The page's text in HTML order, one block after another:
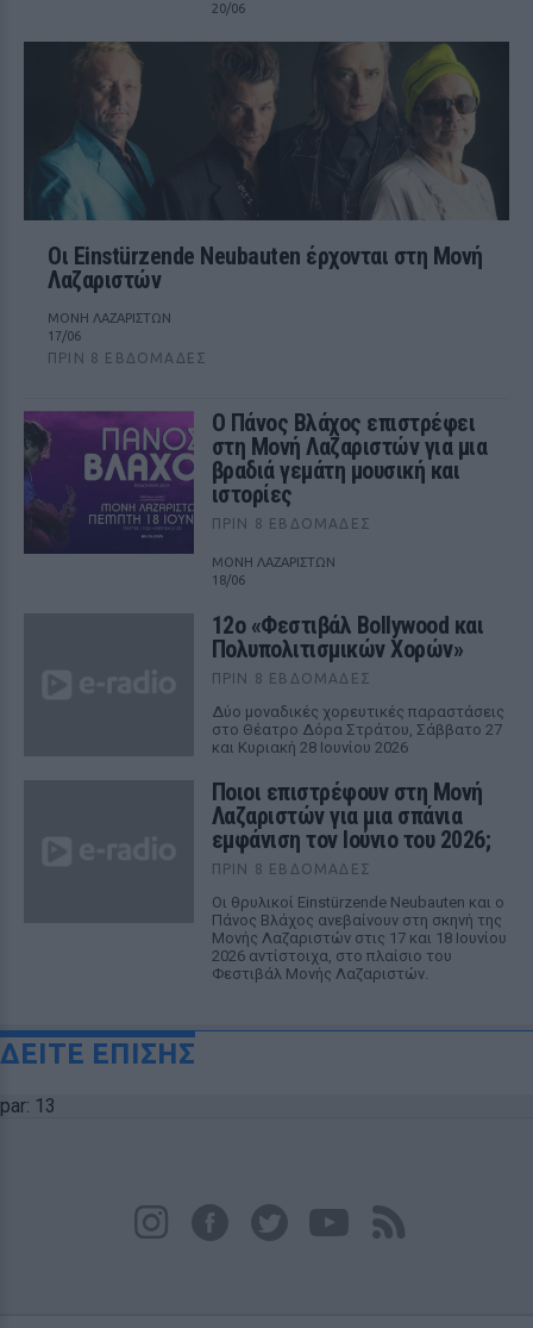
20/06
Οι Einstürzende Neubauten έρχονται στη Μονή
Λαζαριστών
ΜΟΝΗ ΛΑΖΑΡΙΣΤΩΝ
17/06
ΠΡΙΝ 8 ΕΒΔΟΜΆΔΕΣ
Ο Πάνος Βλάχος επιστρέφει
στη Μονή Λαζαριστών για μια
βραδιά γεμάτη μουσική και
ιστορίες
ΠΡΙΝ 8 ΕΒΔΟΜΆΔΕΣ
ΜΟΝΗ ΛΑΖΑΡΙΣΤΩΝ
18/06
12ο «Φεστιβάλ Bollywood και
Πολυπολιτισμικών Χορών»
ΠΡΙΝ 8 ΕΒΔΟΜΆΔΕΣ
Δύο μοναδικές χορευτικές παραστάσεις
στο Θέατρο Δόρα Στράτου, Σάββατο 27
και Κυριακή 28 Ιουνίου 2026
Ποιοι επιστρέφουν στη Μονή
Λαζαριστών για μια σπάνια
εμφάνιση τον Ιούνιο του 2026;
ΠΡΙΝ 8 ΕΒΔΟΜΆΔΕΣ
Οι θρυλικοί Einstürzende Neubauten και ο
Πάνος Βλάχος ανεβαίνουν στη σκηνή της
Μονής Λαζαριστών στις 17 και 18 Ιουνίου
2026 αντίστοιχα, στο πλαίσιο του
Φεστιβάλ Μονής Λαζαριστών.
ΔΕΙΤΕ ΕΠΙΣΗΣ
par: 13